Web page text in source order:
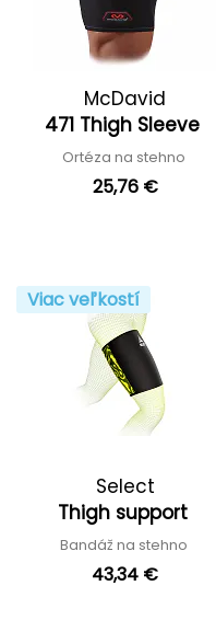
McDavid
471 Thigh Sleeve
Ortéza na stehno
25,76 €
Viac veľkostí
Select
Thigh support
Bandáž na stehno
43,34 €